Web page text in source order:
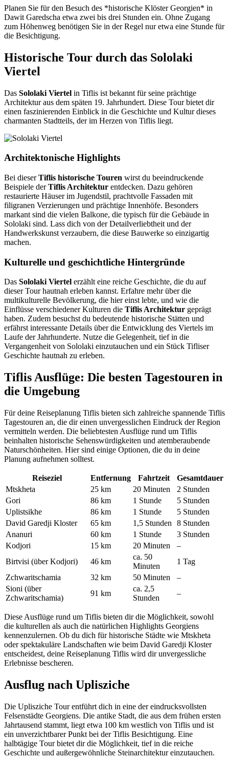
Planen Sie für den Besuch des *historische Klöster Georgien* in
Dawit Garedscha etwa zwei bis drei Stunden ein. Ohne Zugang
zum Höhenweg benötigen Sie in der Regel nur etwa eine Stunde für
die Besichtigung.
Historische Tour durch das Sololaki
Viertel
Das Sololaki Viertel in Tiflis ist bekannt für seine prächtige
Architektur aus dem späten 19. Jahrhundert. Diese Tour bietet dir
einen faszinierenden Einblick in die Geschichte und Kultur dieses
charmanten Stadtteils, der im Herzen von Tiflis liegt.
Architektonische Highlights
Bei dieserTiflis historische Touren wirst du beeindruckende
Beispiele derTiflis Architektur entdecken. Dazu gehören
restaurierte Häuser im Jugendstil, prachtvolle Fassaden mit
filigranen Verzierungen und prächtige Innenhöfe. Besonders
markant sind die vielen Balkone, die typisch für die Gebäude in
Sololaki sind. Lass dich von der Detailverliebtheit und der
Handwerkskunst verzaubern, die diese Bauwerke so einzigartig
machen.
Kulturelle und geschichtliche Hintergründe
Das Sololaki Viertel erzählt eine reiche Geschichte, die du auf
dieser Tour hautnah erleben kannst. Erfahre mehr über die
multikulturelle Bevölkerung, die hier einst lebte, und wie die
Einflüsse verschiedener Kulturen die Tiflis Architektur geprägt
haben. Zudem besuchst du bedeutende historische Stätten und
erfährst interessante Details über die Entwicklung des Viertels im
Laufe der Jahrhunderte. Nutze die Gelegenheit, tief in die
Vergangenheit von Sololaki einzutauchen und ein Stück Tifliser
Geschichte hautnah zu erleben.
Tiflis Ausflüge: Die besten Tagestouren in
die Umgebung
Für deine Reiseplanung Tiflis bieten sich zahlreiche spannende Tiflis
Tagestouren an, die dir einen unvergesslichen Eindruck der Region
vermitteln werden. Die beliebtesten Ausflüge rund um Tiflis
beinhalten historische Sehenswürdigkeiten und atemberaubende
Naturschönheiten. Hier sind einige Optionen, die du in deine
Planung aufnehmen solltest.
Reiseziel Entfernung Fahrtzeit
Gesamtdauer
Mtskheta
25 km 20 Minuten
2 Stunden
Gori
86 km 1 Stunde
5 Stunden
Uplistsikhe
86 km 1 Stunde
5 Stunden
David Garedji Kloster
65 km 1,5 Stunden
8 Stunden
Ananuri
60 km 1 Stunde
3 Stunden
Kodjori
15 km 20 Minuten
–
Birtvisi (über Kodjori)
46 km
ca. 50
Minuten
1 Tag
Zchwaritschamia
32 km 50 Minuten
–
Sioni (über
Zchwaritschamia)
91 km
ca. 2,5
Stunden
–
Diese Ausflüge rund um Tiflis bieten dir die Möglichkeit, sowohl
die kulturellen als auch die natürlichen Highlights Georgiens
kennenzulernen. Ob du dich für historische Städte wie Mtskheta
oder spektakuläre Landschaften wie beim David Garedji Kloster
entscheidest, deine Reiseplanung Tiflis wird dir unvergessliche
Erlebnisse bescheren.
Ausflug nach Uplisziche
Die Uplisziche Tour entführt dich in eine der eindrucksvollsten
Felsenstädte Georgiens. Die antike Stadt, die aus dem frühen ersten
Jahrtausend stammt, liegt etwa 100 km westlich von Tiflis und ist
ein unverzichtbarer Punkt bei der Tiflis Besichtigung. Eine
halbtägige Tour bietet dir die Möglichkeit, tief in die reiche
Geschichte und außergewöhnliche Steinarchitektur einzutauchen.